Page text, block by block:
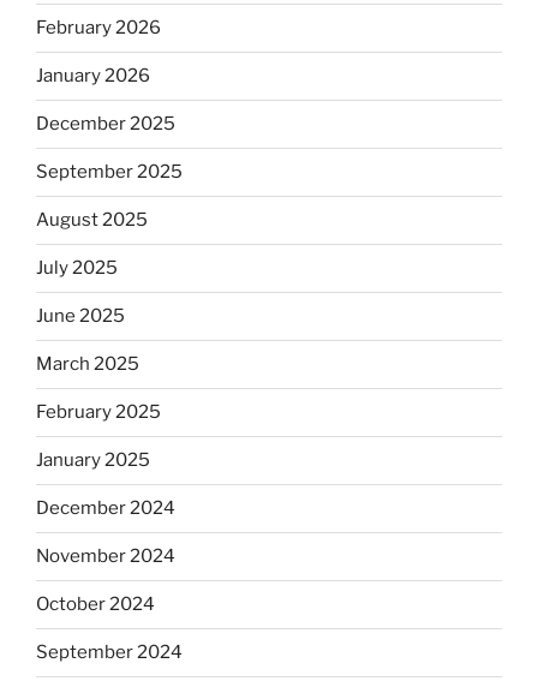
February 2026
January 2026
December 2025
September 2025
August 2025
July 2025
June 2025
March 2025
February 2025
January 2025
December 2024
November 2024
October 2024
September 2024